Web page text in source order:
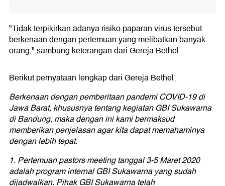
"Tidak terpikirkan adanya risiko paparan virus tersebut
berkenaan dengan pertemuan yang melibatkan banyak
orang," sambung keterangan dari Gereja Bethel.
Berikut pernyataan lengkap dari Gereja Bethel:
Berkenaan dengan pemberitaan pandemi COVID-19 di
Jawa Barat, khususnya tentang kegiatan GBI Sukawarna
di Bandung, maka dengan ini kami bermaksud
memberikan penjelasan agar kita dapat memahaminya
dengan lebih tepat.
1. Pertemuan pastors meeting tanggal 3-5 Maret 2020
adalah program internal GBI Sukawarna yang sudah
dijadwalkan. Pihak GBI Sukawarna telah